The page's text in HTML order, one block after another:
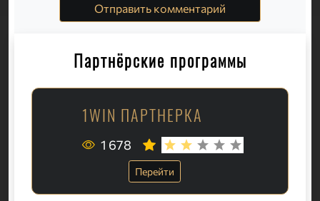
Отправить комментарий
Партнёрские программы
1WIN ПАРТНЕРКА
1 678
Перейти